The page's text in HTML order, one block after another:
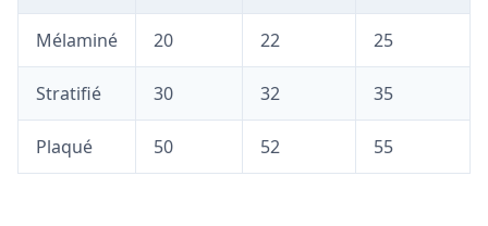
Mélaminé 20 22 25
Stratifié 30 32 35
Plaqué 50 52 55